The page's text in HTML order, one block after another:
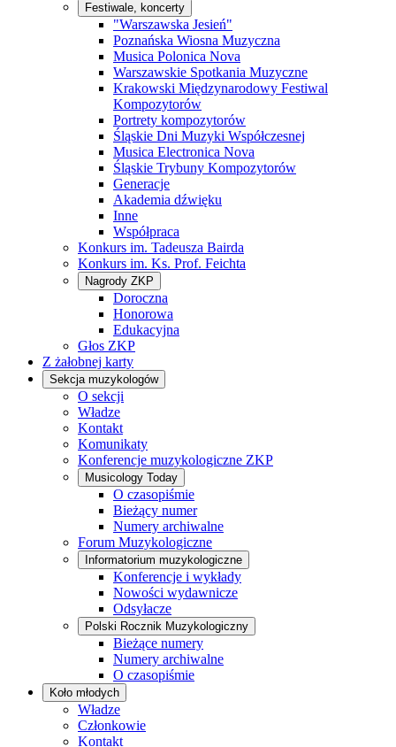
Festiwale, koncerty
"Warszawska Jesień"
Poznańska Wiosna Muzyczna
Musica Polonica Nova
Warszawskie Spotkania Muzyczne
Krakowski Międzynarodowy Festiwal
Kompozytorów
Portrety kompozytorów
Śląskie Dni Muzyki Współczesnej
Musica Electronica Nova
Śląskie Trybuny Kompozytorów
Generacje
Akademia dźwięku
Inne
Współpraca
Konkurs im. Tadeusza Bairda
Konkurs im. Ks. Prof. Feichta
Nagrody ZKP
Doroczna
Honorowa
Edukacyjna
Głos ZKP
Z żałobnej karty
Sekcja muzykologów
O sekcji
Władze
Kontakt
Komunikaty
Konferencje muzykologiczne ZKP
Musicology Today
O czasopiśmie
Bieżący numer
Numery archiwalne
Forum Muzykologiczne
Informatorium muzykologiczne
Konferencje i wykłady
Nowości wydawnicze
Odsyłacze
Polski Rocznik Muzykologiczny
Bieżące numery
Numery archiwalne
O czasopiśmie
Koło młodych
Władze
Członkowie
Kontakt